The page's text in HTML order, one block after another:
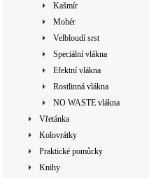
Kašmír
Mohér
Velbloudí srst
Speciální vlákna
Efektní vlákna
Rostlinná vlákna
NO WASTE vlákna
Vřetánka
Kolovrátky
Praktické pomůcky
Knihy